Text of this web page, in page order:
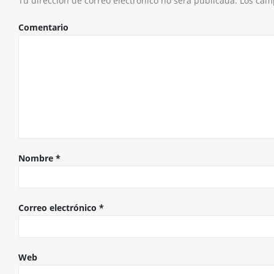
Comentario
Nombre *
Correo electrónico *
Web